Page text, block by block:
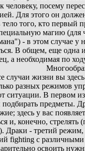
человеку, посему
Для этого он
тело того, кто первый
магию (для
- в этом случае у
В общем, еще одна
а необходимая по
случаи жизни вы
разных режимов
ситуации. В первом
подбирать предметы.
здесь у вас
и, конечно, стрелять
Драки - третий
fighting с
освоить